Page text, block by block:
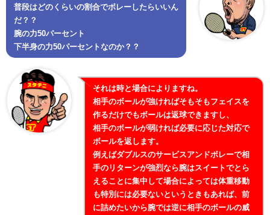
普段はどのくらいの割合でボレーしたらいいん
だ？？
腕の力50パーセント
下半身の力50パーセントなのか？？
それは時と場合によりますね。
相手のボールが強ければそもそもフェイスを
作るだけでもボールは返球できますし、
相手のボールが弱ければ必要に応じた対応で
ボールを返します。
例えばダブルスのサービスアンドボレーで相
手のリターンが強烈なら腕はスイートでとら
えることに集中して場合によっては体重移動
も特別には必要ないというときもあれば、前
に詰めたいから腕では逆に相手のボールの威